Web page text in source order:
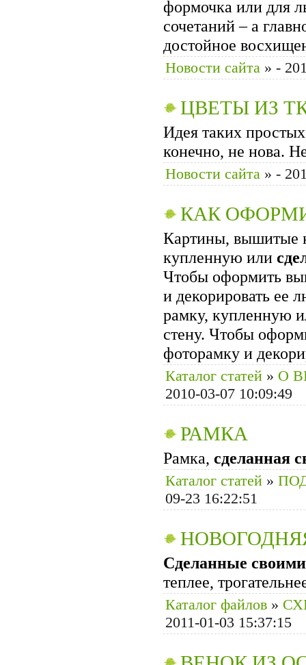
формочка или для
сочетаний – а
достойное
Новости сайта » -
ЦВЕТЫ ИЗ
Идея таких
конечно, не нова.
Новости сайта » -
КАК
Картины, вышитые
купленную или
Чтобы оформить
и декорировать ее
рамку, купленную
стену. Чтобы
фоторамку и
Каталог статей » О
2010-03-07 10:09:49
РАМКА
Рамка, сделанная
Каталог статей »
09-23 16:22:51
Сделанные своими
теплее,
Каталог файлов »
2011-01-03 15:37:15